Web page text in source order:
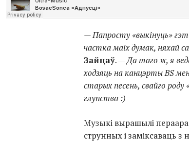
— Папросту «выкінуць»
частка маіх думак, няхай
Зайцаў. — Да таго ж, я
ходзяць на канцэрты BS
старых песень, свайго
глупства :)
Музыкі вырашылі
струнных і заміксаваць з